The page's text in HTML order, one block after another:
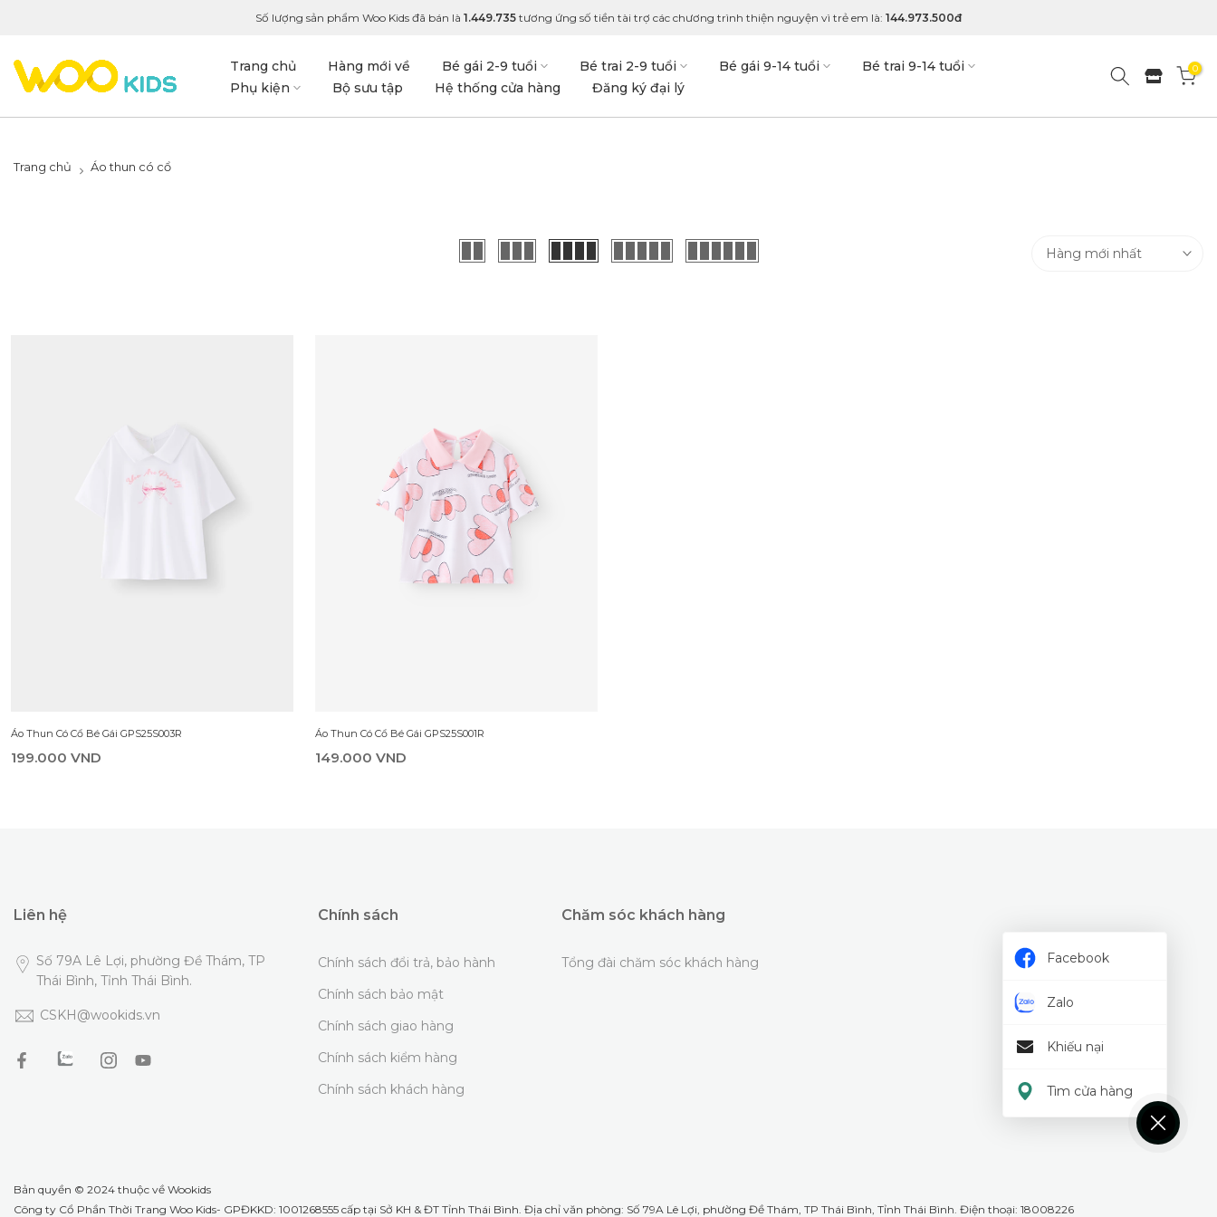
Số lượng sản phẩm Woo Kids đã bán là 1.449.735 tương ứng số tiền tài trợ các chương trình thiện nguyện vì trẻ em là: 144.973.500đ
Trang chủ Hàng mới về Bé gái 2-9 tuổi Bé trai 2-9 tuổi Bé gái 9-14 tuổi
Bé trai 9-14 tuổi
Phụ kiện
Bộ sưu tập Hệ thống cửa hàng Đăng ký đại lý
0
Trang chủ Áo thun có cổ
Hàng mới nhất
Áo Thun Có Cổ Bé Gái GPS25S003R
199.000 VND
Áo Thun Có Cổ Bé Gái GPS25S001R
149.000 VND
Liên hệ
Số 79A Lê Lợi, phường Đề Thám, TP
Thái Bình, Tỉnh Thái Bình.
CSKH@wookids.vn
Chính sách
Chính sách đổi trả, bảo hành
Chính sách bảo mật
Chính sách giao hàng
Chính sách kiểm hàng
Chính sách khách hàng
Chăm sóc khách hàng
Tổng đài chăm sóc khách hàng
Bản quyền © 2024 thuộc về Wookids
Công ty Cổ Phần Thời Trang Woo Kids- GPĐKKD: 1001268555 cấp tại Sở KH & ĐT Tỉnh Thái Bình. Địa chỉ văn phòng: Số 79A Lê Lợi, phường Đề Thám, TP Thái Bình, Tỉnh Thái Bình. Điện thoại: 18008226
Facebook
Zalo
Khiếu nại
Tìm cửa hàng